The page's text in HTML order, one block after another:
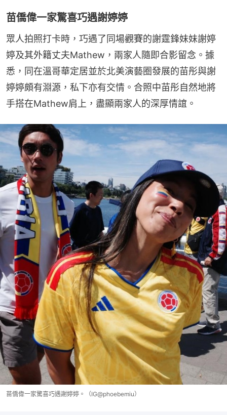
苗僑偉一家驚喜巧遇謝婷婷
眾人拍照打卡時，巧遇了同場觀賽的謝霆鋒妹妹謝婷
婷及其外籍丈夫Mathew，兩家人隨即合影留念。據
悉，同在溫哥華定居並於北美演藝圈發展的苗彤與謝
婷婷頗有淵源，私下亦有交情。合照中苗彤自然地將
手搭在Mathew肩上，盡顯兩家人的深厚情誼。
苗僑偉一家驚喜巧遇謝婷婷。（IG@phoebemiu）